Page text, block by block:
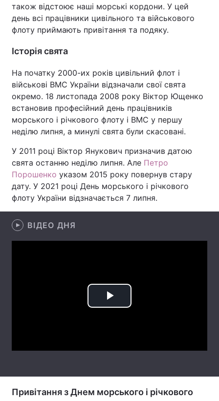
Спорт Наука
Здоров'я Туризм
Цікавинки Погода
Екологія Регіони
Відео з Youtube Статті
Інтерв'ю Думки
Архів
Контакти
також відстоює наші морські кордони. У цей
день всі працівники цивільного та військового
флоту приймають привітання та подяку.
Історія свята
На початку 2000-их років цивільний флот і
військові ВМС України відзначали свої свята
окремо. 18 листопада 2008 року Віктор Ющенко
встановив професійний день працівників
морського і річкового флоту і ВМС у першу
неділю липня, а минулі свята були скасовані.
У 2011 році Віктор Янукович призначив датою
свята останню неділю липня. Але Петро
Порошенко указом 2015 року повернув стару
дату. У 2021 році День морського і річкового
флоту України відзначається 7 липня.
ВІДЕО ДНЯ
Play
Привітання з Днем морського і річкового